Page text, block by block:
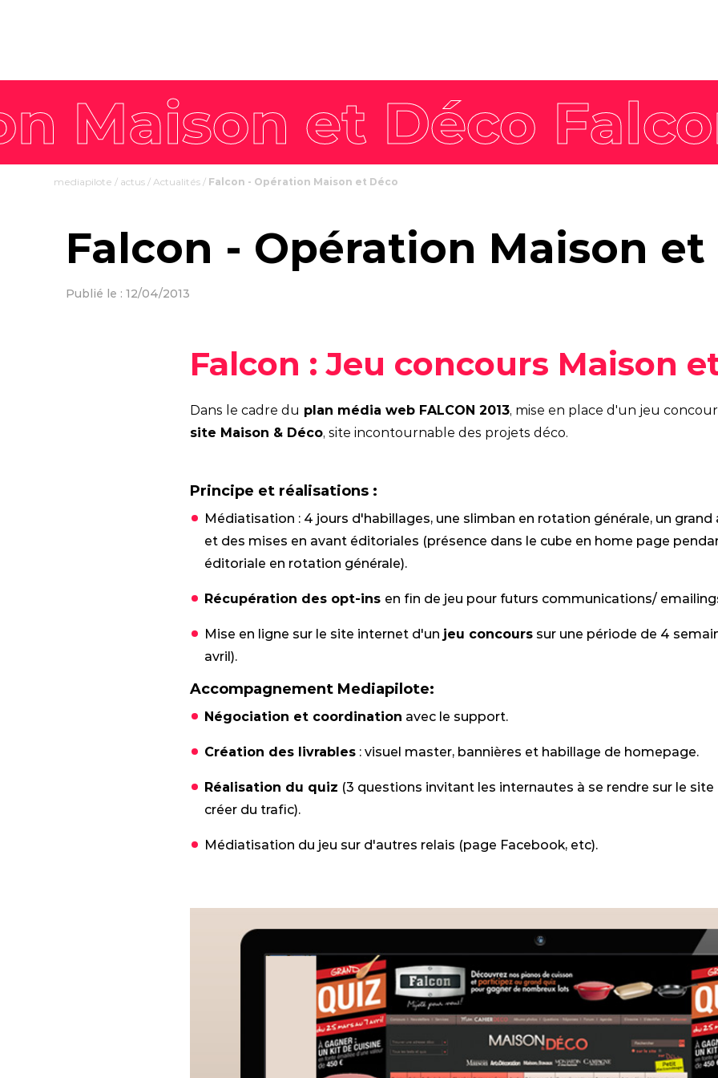
Stratégie de
communication
Stratégie de
contenus
Social media
Agence
mediapilote / actus /Actualités / Falcon - Opération Maison et Déco
Falcon - Opération Maison et
Publié le : 12/04/2013
Falcon : Jeu concours Maison
Dans le cadre du plan média web FALCON 2013, mise en place d'un jeu
site Maison & Déco, site incontournable des projets déco.
Principe et réalisations :
Médiatisation : 4 jours d'habillages, une slimban en rotation générale, un
et des mises en avant éditoriales (présence dans le cube en home page
éditoriale en rotation générale).
Récupération des opt-ins en fin de jeu pour futurs communications/
Mise en ligne sur le site internet d'un jeu concours sur une période de 4
avril).
Accompagnement Mediapilote:
Négociation et coordination avec le support.
Création des livrables : visuel master, bannières et habillage de homepage.
Réalisation du quiz (3 questions invitant les internautes à se rendre sur le
créer du trafic).
Médiatisation du jeu sur d'autres relais (page Facebook, etc).